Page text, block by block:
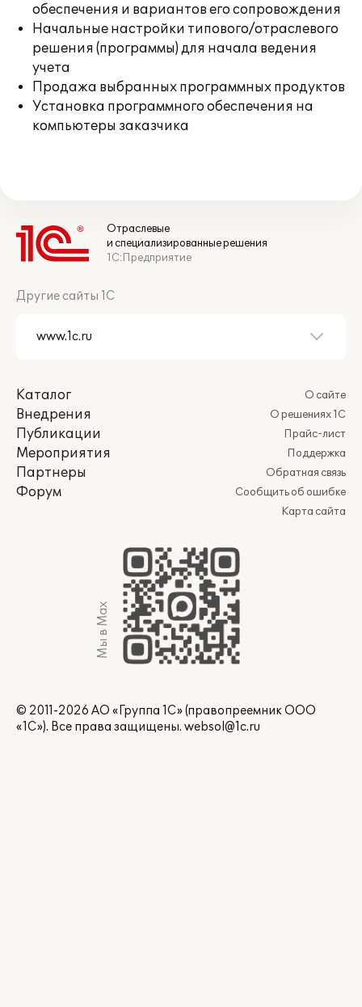
обеспечения и вариантов его сопровождения
Начальные настройки типового/отраслевого
решения (программы) для начала ведения
учета
Продажа выбранных программных продуктов
Установка программного обеспечения на
компьютеры заказчика
Отраслевые
и специализированные решения
1С:Предприятие
Другие сайты 1С
Каталог
Внедрения
Публикации
Мероприятия
Партнеры
Форум
О сайте
О решениях 1С
Прайс-лист
Поддержка
Обратная связь
Сообщить об ошибке
Карта сайта
Мы в Max
© 2011-2026 АО «Группа 1С» (правопреемник ООО
«1С»). Все права защищены. websol@1c.ru